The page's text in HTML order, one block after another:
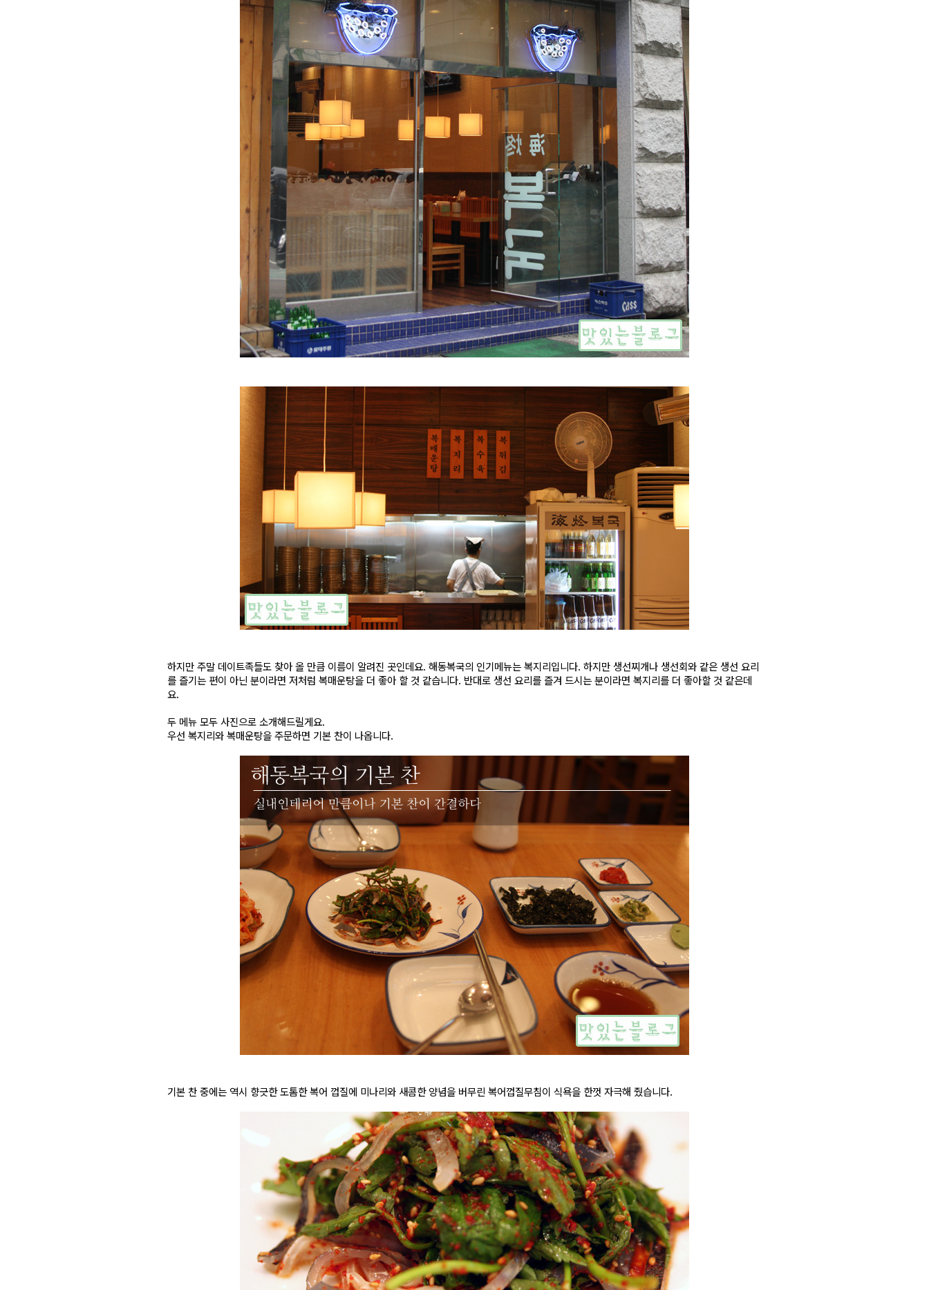
하지만 주말 데이트족들도 찾아 올 만큼 이름이 알려진 곳인데요. 해동복국의 인기메뉴는 복지리입니다. 하지만 생선찌개나 생선회와 같은 생선 요리
를 즐기는 편이 아닌 분이라면 저처럼 복매운탕을 더 좋아 할 것 같습니다. 반대로 생선 요리를 즐겨 드시는 분이라면 복지리를 더 좋아할 것 같은데
요.
두 메뉴 모두 사진으로 소개해드릴게요.
우선 복지리와 복매운탕을 주문하면 기본 찬이 나옵니다.
기본 찬 중에는 역시 향긋한 도톰한 복어 껍질에 미나리와 새콤한 양념을 버무린 복어껍질무침이 식욕을 한껏 자극해 줬습니다.